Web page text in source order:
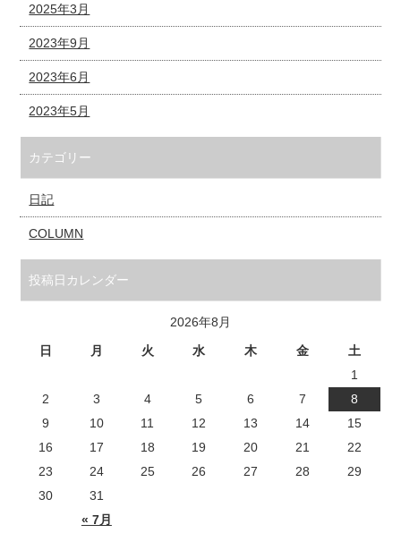
2025年3月
2023年9月
2023年6月
2023年5月
カテゴリー
日記
COLUMN
投稿日カレンダー
2026年8月
日
月 火 水 木 金 土
« 7月
1
2
3 4 5 6 7
8
9
10 11 12 13 14
15
16
17 18 19 20 21
22
23
24 25 26 27 28
29
30
31